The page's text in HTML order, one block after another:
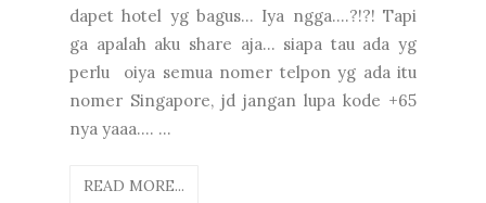
dapet hotel yg bagus... Iya ngga....?!?! Tapi
ga apalah aku share aja... siapa tau ada yg
perlu oiya semua nomer telpon yg ada itu
nomer Singapore, jd jangan lupa kode +65
nya yaaa.... ...
READ MORE...